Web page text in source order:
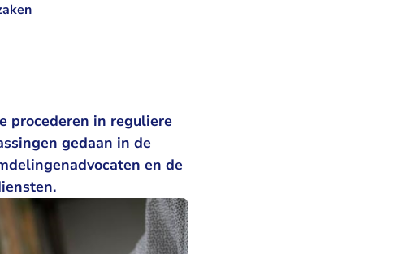
procederen in reguliere
gedaan in de
en de